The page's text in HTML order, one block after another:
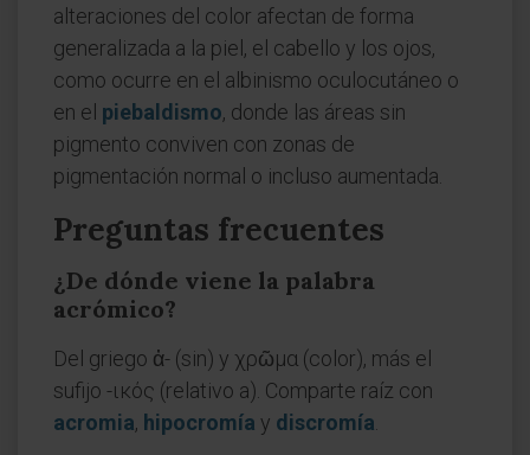
alteraciones del color afectan de forma
generalizada a la piel, el cabello y los ojos,
como ocurre en el albinismo oculocutáneo o
en el piebaldismo, donde las áreas sin
pigmento conviven con zonas de
pigmentación normal o incluso aumentada.
Preguntas frecuentes
¿De dónde viene la palabra
acrómico?
Del griego ἀ- (sin) y χρῶμα (color), más el
sufijo -ικός (relativo a). Comparte raíz con
acromia, hipocromía y discromía